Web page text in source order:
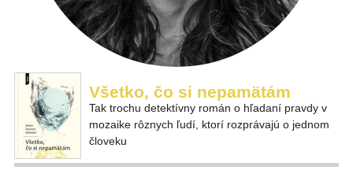
Všetko, čo si nepamätám
Tak trochu detektívny román o hľadaní pravdy v
mozaike rôznych ľudí, ktorí rozprávajú o jednom
človeku